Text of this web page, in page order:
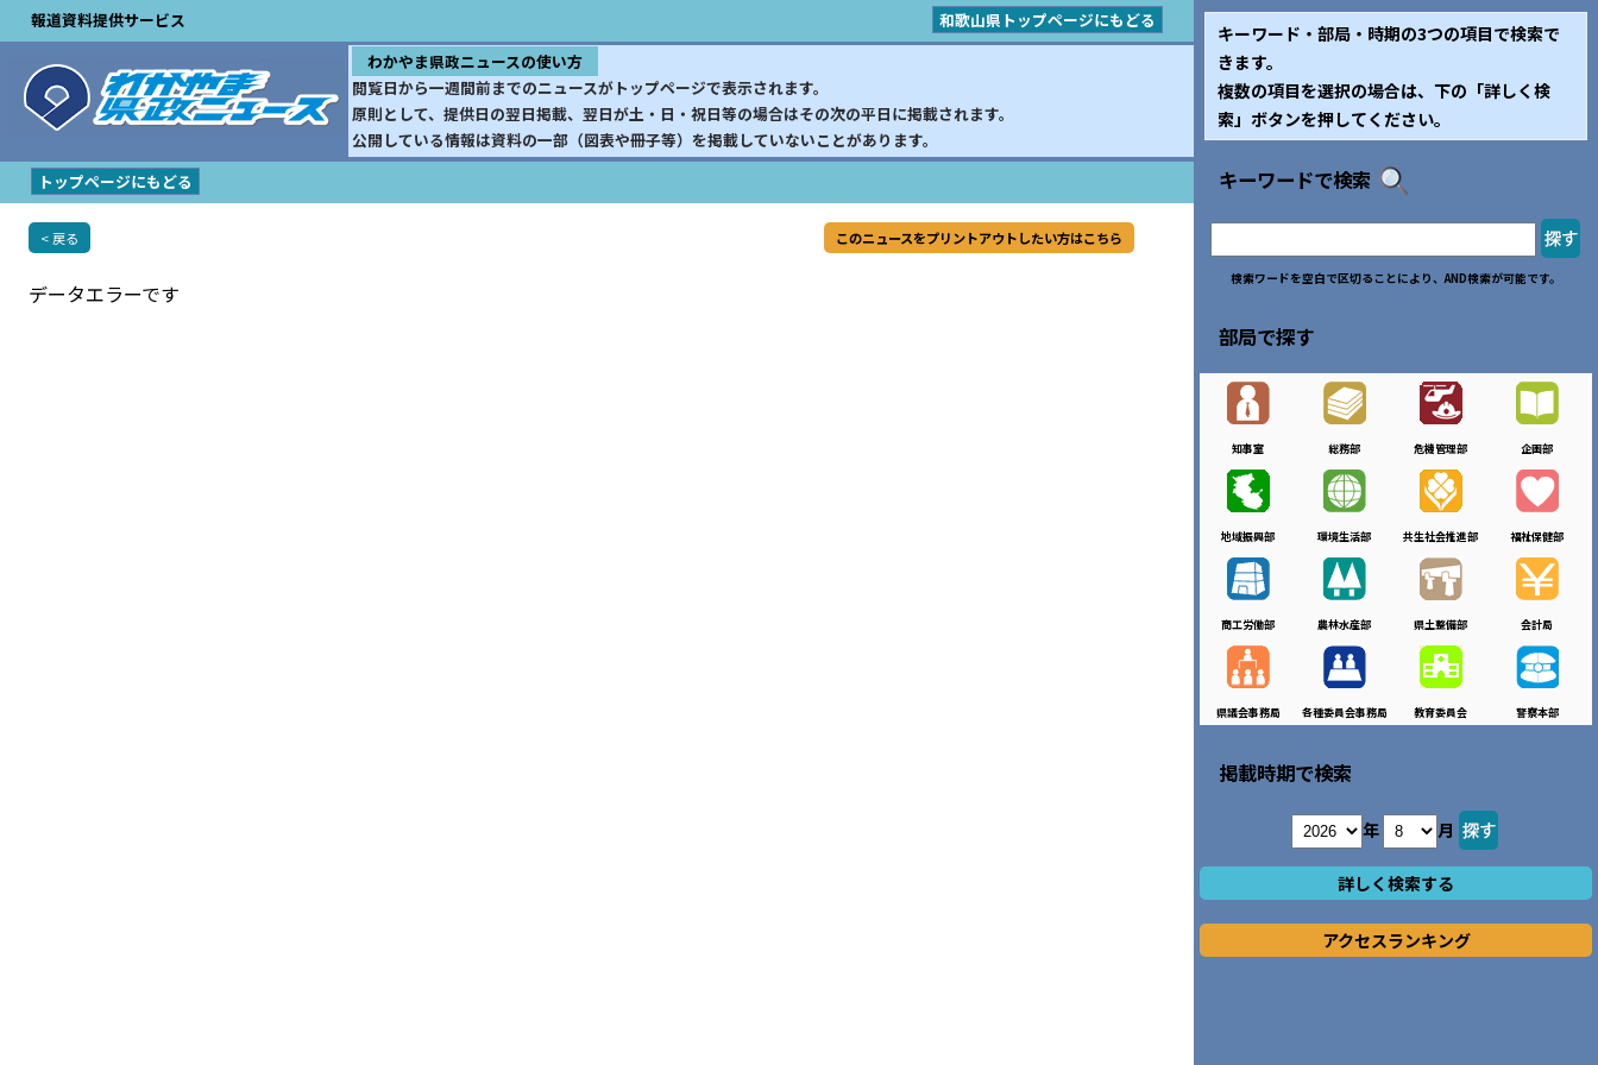
報道資料提供サービス
和歌山県トップページにもどる
わかやま県政ニュースの使い方
閲覧日から一週間前までのニュースがトップページで表示されます。
原則として、提供日の翌日掲載、翌日が土・日・祝日等の場合はその次の平日に掲載されます。
公開している情報は資料の一部（図表や冊子等）を掲載していないことがあります。
トップページにもどる
< 戻る このニュースをプリントアウトしたい方はこちら
データエラーです
キーワード・部局・時期の3つの項目で検索で
きます。
複数の項目を選択の場合は、下の「詳しく検
索」ボタンを押してください。
キーワードで検索
検索ワードを空白で区切ることにより、AND検索が可能です。
部局で探す
知事室 総務部 危機管理部 企画部
地域振興部 環境生活部 共生社会推進部 福祉保健部
商工労働部 農林水産部 県土整備部 会計局
県議会事務局 各種委員会事務局 教育委員会 警察本部
掲載時期で検索
年 月
詳しく検索する
アクセスランキング